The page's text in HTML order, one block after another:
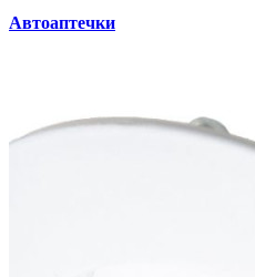
Автоаптечки